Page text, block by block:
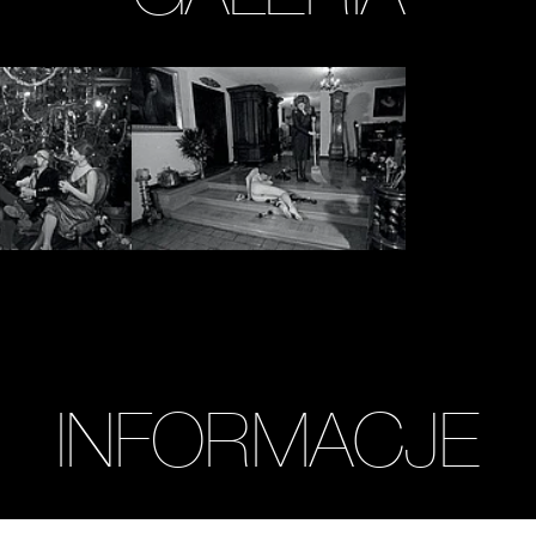
Zobacz
zdjęcie:
fot.
Anna
Arvay,
Bogumił
Opioła
INFORMACJE